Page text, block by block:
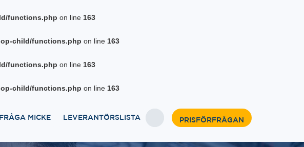
functions.php on line 163
child/functions.php on line 163
functions.php on line 163
child/functions.php on line 163
FRÅGA MICKE LEVERANTÖRSLISTA PRISFÖRFRÅGAN